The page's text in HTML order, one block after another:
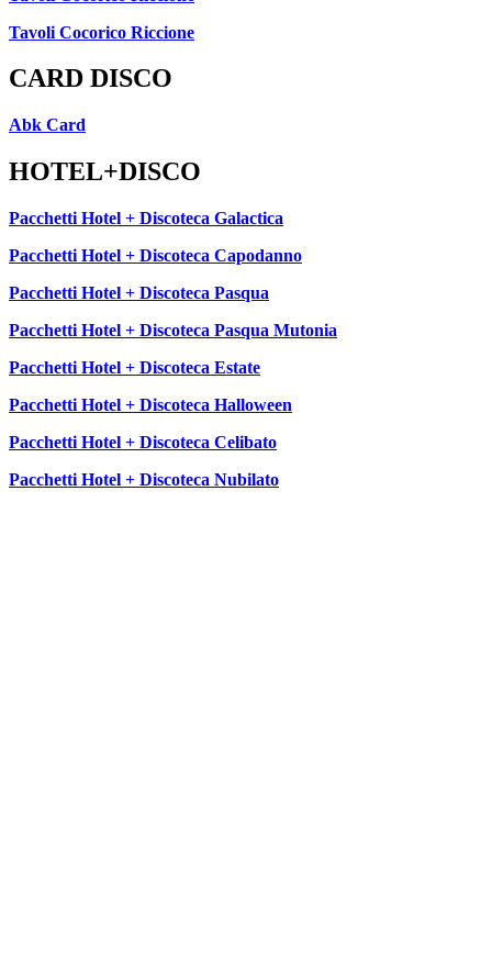
Tavoli Cocorico Riccione
CARD DISCO
Abk Card
HOTEL+DISCO
Pacchetti Hotel + Discoteca Galactica
Pacchetti Hotel + Discoteca Capodanno
Pacchetti Hotel + Discoteca Pasqua
Pacchetti Hotel + Discoteca Pasqua Mutonia
Pacchetti Hotel + Discoteca Estate
Pacchetti Hotel + Discoteca Halloween
Pacchetti Hotel + Discoteca Celibato
Pacchetti Hotel + Discoteca Nubilato